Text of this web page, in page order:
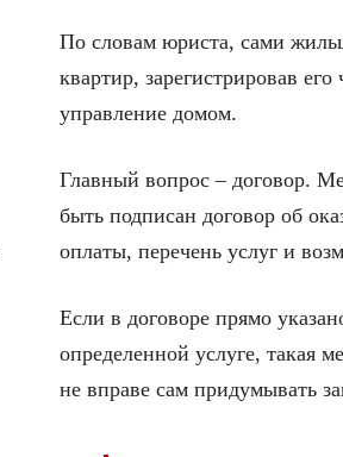
По словам юриста, сами
квартир, зарегистрировав
управление домом.
Главный вопрос – договор.
быть подписан договор об
оплаты, перечень услуг и
Если в договоре прямо
определенной услуге, такая
не вправе сам придумывать